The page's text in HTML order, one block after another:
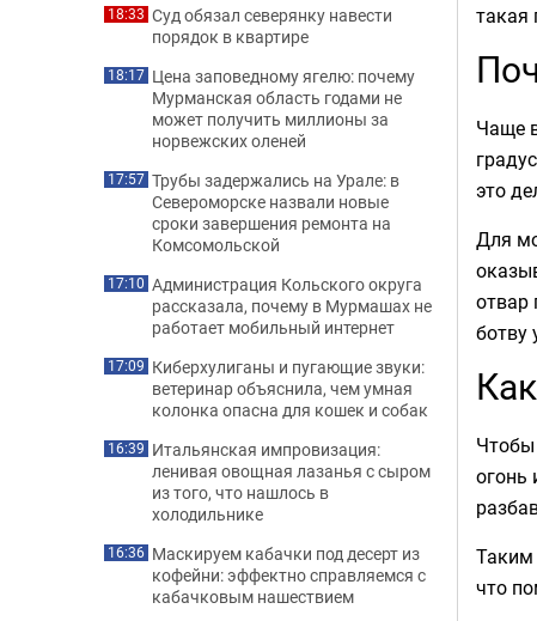
такая
Чаще
это
Для
отвар
ботву
Чтобы
огонь
Таким
что
18:33 Суд обязал северянку навести
порядок в квартире
18:17 Цена заповедному ягелю: почему
Мурманская область годами не
может получить миллионы за
норвежских оленей
17:57 Трубы задержались на Урале: в
Североморске назвали новые
сроки завершения ремонта на
Комсомольской
17:10 Администрация Кольского округа
рассказала, почему в Мурмашах не
работает мобильный интернет
17:09 Киберхулиганы и пугающие звуки:
ветеринар объяснила, чем умная
колонка опасна для кошек и собак
16:39 Итальянская импровизация:
ленивая овощная лазанья с сыром
из того, что нашлось в
холодильнике
16:36 Маскируем кабачки под десерт из
кофейни: эффектно справляемся с
кабачковым нашествием